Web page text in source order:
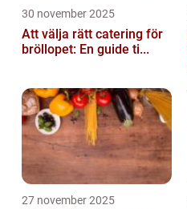
30 november 2025
Att välja rätt catering för
bröllopet: En guide ti...
27 november 2025